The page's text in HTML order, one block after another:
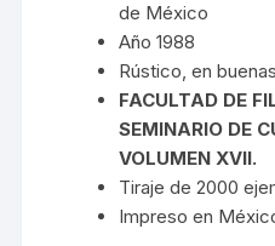
de México
Año 1988
Rústico, en
FACULTAD DE
SEMINARIO DE
VOLUMEN XVII.
Tiraje de 2000
Impreso en